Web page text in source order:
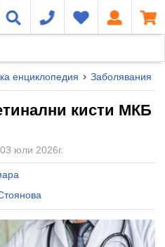
енциклопедия Заболявания
кисти МКБ
юли 2026г.